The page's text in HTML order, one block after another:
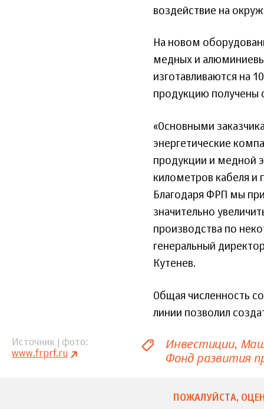
воздействие на
На новом
медных и
изготавливаются на
продукцию получены
«Основными
энергетические
продукции и медной
километров кабеля и
Благодаря ФРП мы
значительно
производства по
генеральный
Кутенев.
Общая численность
линии позволил
Источник | фото
www.frprf.ru
Инвестиции
Фонд развития
ПОЖАЛУЙСТА,